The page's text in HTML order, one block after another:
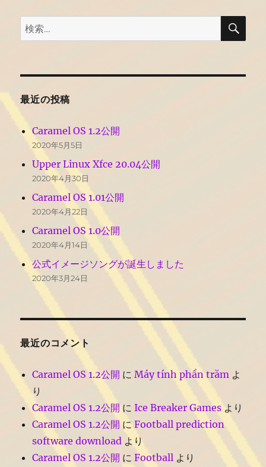
検
索:
検
最近の投稿
Caramel OS 1.2公開
2020年5月5日
Upper Linux Xfce 20.04公開
2020年4月30日
Caramel OS 1.01公開
2020年4月22日
Caramel OS 1.0公開
2020年4月14日
公式イメージソングが誕生しました
2020年3月24日
最近のコメント
Caramel OS 1.2公開 にMáy tính phần trăm よ
り
Caramel OS 1.2公開 にIce Breaker Games より
Caramel OS 1.2公開 にFootball prediction
software download より
Caramel OS 1.2公開 にFootball より